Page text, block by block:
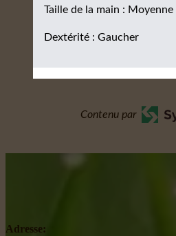
Taille de la main : Moyenne
Dextérité : Gaucher
Contenu par
Adresse: